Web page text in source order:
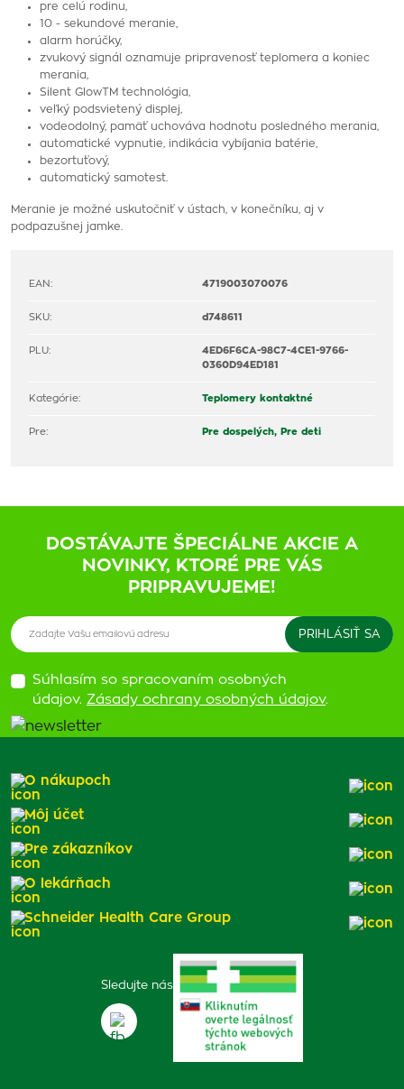
pre celú rodinu,
10 - sekundové meranie,
alarm horúčky,
zvukový signál oznamuje pripravenosť teplomera a koniec
merania,
Silent GlowTM technológia,
veľký podsvietený displej,
vodeodolný, pamäť uchováva hodnotu posledného merania,
automatické vypnutie, indikácia vybíjania batérie,
bezortuťový,
automatický samotest.
Meranie je možné uskutočniť v ústach, v konečníku, aj v
podpazušnej jamke.
EAN: 4719003070076
SKU: d748611
PLU:
4ED6F6CA-98C7-4CE1-9766-
0360D94ED181
Kategórie: Teplomery kontaktné
Pre: Pre dospelých, Pre deti
DOSTÁVAJTE ŠPECIÁLNE AKCIE A
NOVINKY, KTORÉ PRE VÁS
PRIPRAVUJEME!
Súhlasím so spracovaním osobných
údajov. Zásady ochrany osobných údajov.
Sledujte nás
O nákupoch
Môj účet
Pre zákazníkov
O lekárňach
Schneider Health Care Group